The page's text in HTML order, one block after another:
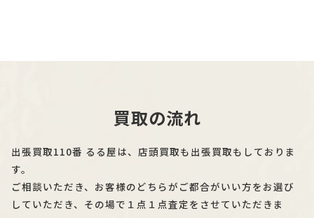
買取の流れ
出張買取110番 るる屋は、店頭買取も出張買取もしておりま
す。
ご相談いただき、お客様のどちらがご都合がいい方をお選び
していただき、その場で１点１点査定をさせていただきま